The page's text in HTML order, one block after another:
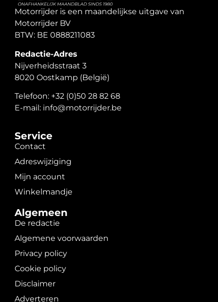
Motorrijder is een maandelijkse uitgave van
Motorrijder BV
BTW: BE 0888211083
Redactie-Adres
Nijverheidsstraat 3
8020 Oostkamp (België)
Telefoon: +32 (0)50 28 82 68
E-mail: info@motorrijder.be
Service
Contact
Adreswijziging
Mijn account
Winkelmandje
Algemeen
De redactie
Algemene voorwaarden
Privacy policy
Cookie policy
Disclaimer
Adverteren